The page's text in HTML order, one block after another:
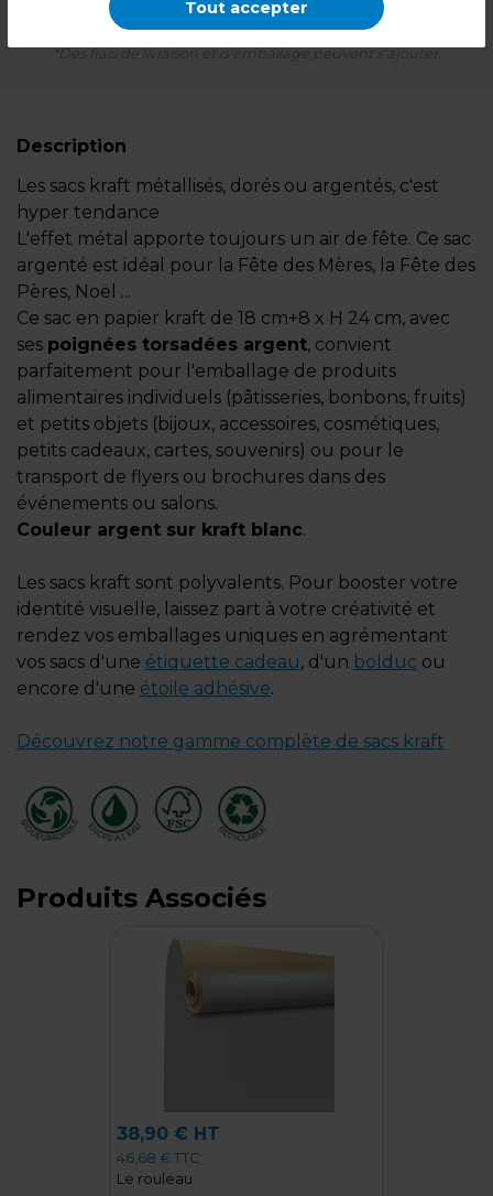
Description
Les sacs kraft métallisés, dorés ou argentés, c'est
hyper tendance
L'effet métal apporte toujours un air de fête. Ce sac
argenté est idéal pour la Fête des Mères, la Fête des
Pères, Noël ...
Ce sac en papier kraft de 18 cm+8 x H 24 cm, avec
ses poignées torsadées argent, convient
parfaitement pour l'emballage de produits
alimentaires individuels (pâtisseries, bonbons, fruits)
et petits objets (bijoux, accessoires, cosmétiques,
petits cadeaux, cartes, souvenirs) ou pour le
transport de flyers ou brochures dans des
événements ou salons.
Couleur argent sur kraft blanc.
Les sacs kraft sont polyvalents. Pour booster votre
identité visuelle, laissez part à votre créativité et
rendez vos emballages uniques en agrémentant
vos sacs d'une étiquette cadeau, d'un bolduc ou
encore d'une étoile adhésive.
Découvrez notre gamme complète de sacs kraft
Produits Associés
38,90 € HT
46,68 € TTC
Le rouleau
Tout accepter